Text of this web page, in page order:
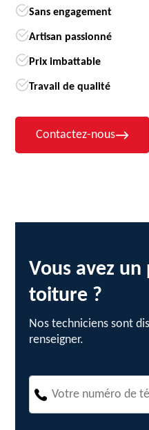
Sans engagement
Artisan passionné
Prix imbattable
Travail de qualité
Contactez-nous
Vous avez
toiture ?
Nos techniciens sont
renseigner.